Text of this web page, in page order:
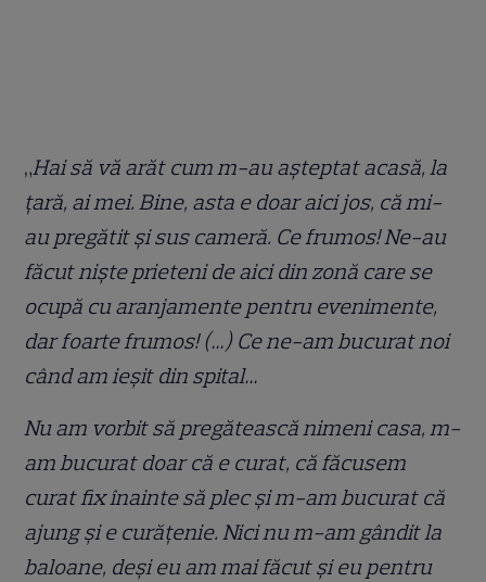
„Hai să vă arăt cum m-au așteptat acasă, la
țară, ai mei. Bine, asta e doar aici jos, că mi-
au pregătit și sus cameră. Ce frumos! Ne-au
făcut niște prieteni de aici din zonă care se
ocupă cu aranjamente pentru evenimente,
dar foarte frumos! (…) Ce ne-am bucurat noi
când am ieșit din spital…
Nu am vorbit să pregătească nimeni casa, m-
am bucurat doar că e curat, că făcusem
curat fix înainte să plec și m-am bucurat că
ajung și e curățenie. Nici nu m-am gândit la
baloane, deși eu am mai făcut și eu pentru